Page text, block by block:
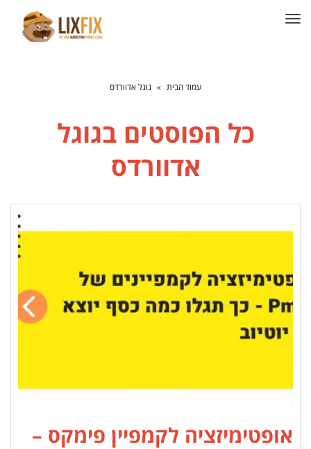
תפריט
עמוד הבית » גוגל אדוורדס
כל הפוסטים בגוגל
אדוורדס
אופטימיזציה לקמפיין פימקס –